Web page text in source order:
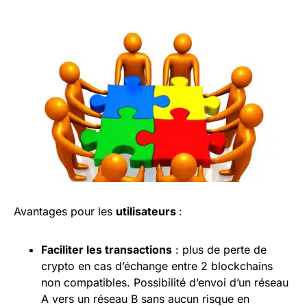
Avantages pour les utilisateurs :
Faciliter les transactions : plus de perte de
crypto en cas d’échange entre 2 blockchains
non compatibles. Possibilité d’envoi d’un réseau
A vers un réseau B sans aucun risque en